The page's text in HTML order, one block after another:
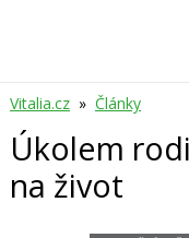
Vitalia.cz » Články
Úkolem
na život